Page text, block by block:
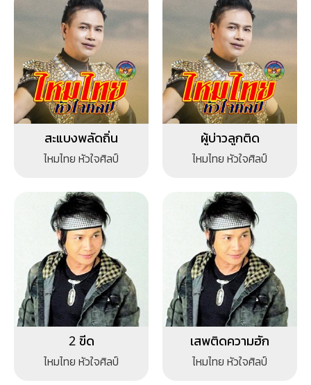
สะแบงพลัดถิ่น
ไหมไทย หัวใจศิลป์
ผู้บ่าวลูกติด
ไหมไทย หัวใจศิลป์
2 ขีด
ไหมไทย หัวใจศิลป์
เสพติดความฮัก
ไหมไทย หัวใจศิลป์